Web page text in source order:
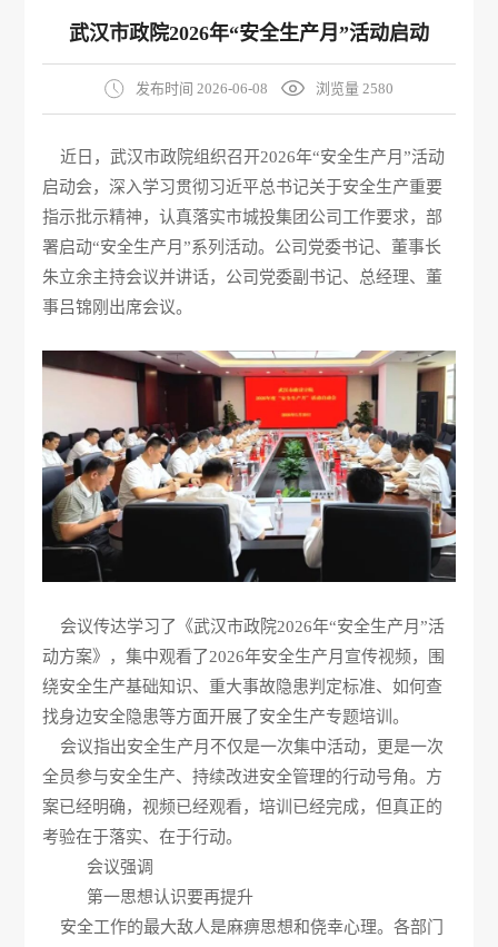
武汉市政院2026年“安全生产月”活动启动
发布时间 2026-06-08 浏览量 2580
近日，武汉市政院组织召开2026年“安全生产月”活动
启动会，深入学习贯彻习近平总书记关于安全生产重要
指示批示精神，认真落实市城投集团公司工作要求，部
署启动“安全生产月”系列活动。公司党委书记、董事长
朱立余主持会议并讲话，公司党委副书记、总经理、董
事吕锦刚出席会议。
会议传达学习了《武汉市政院2026年“安全生产月”活
动方案》，集中观看了2026年安全生产月宣传视频，围
绕安全生产基础知识、重大事故隐患判定标准、如何查
找身边安全隐患等方面开展了安全生产专题培训。
会议指出安全生产月不仅是一次集中活动，更是一次
全员参与安全生产、持续改进安全管理的行动号角。方
案已经明确，视频已经观看，培训已经完成，但真正的
考验在于落实、在于行动。
会议强调
第一思想认识要再提升
安全工作的最大敌人是麻痹思想和侥幸心理。各部门